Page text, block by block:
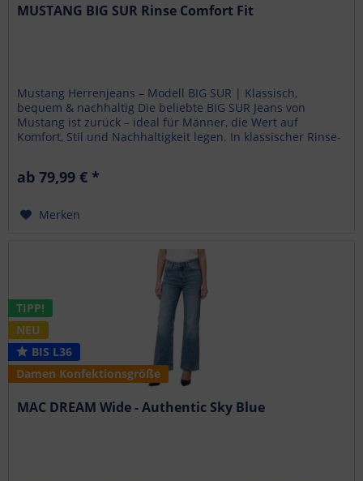
MUSTANG BIG SUR Rinse Comfort Fit
Mustang Herrenjeans – Modell BIG SUR | Klassisch,
bequem & nachhaltig Die beliebte BIG SUR Jeans von
Mustang ist zurück – ideal für Männer, die Wert auf
Komfort, Stil und Nachhaltigkeit legen. In klassischer Rinse-
ab 79,99 € *
Merken
TIPP!
NEU
BIS L36
Damen Konfektionsgröße
MAC DREAM Wide - Authentic Sky Blue